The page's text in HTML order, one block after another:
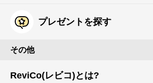
プレゼントを探す
その他
ReviCo(レビコ)とは?